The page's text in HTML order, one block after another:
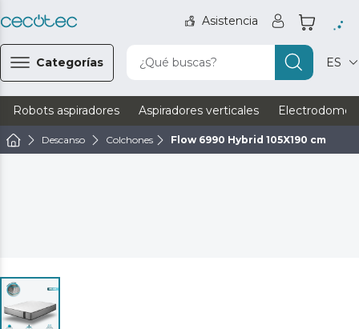
Asistencia
Categorías ¿Qué buscas? ES
Robots aspiradores Aspiradores verticales
Descanso Colchones Flow 6990 Hybrid 105X190 cm